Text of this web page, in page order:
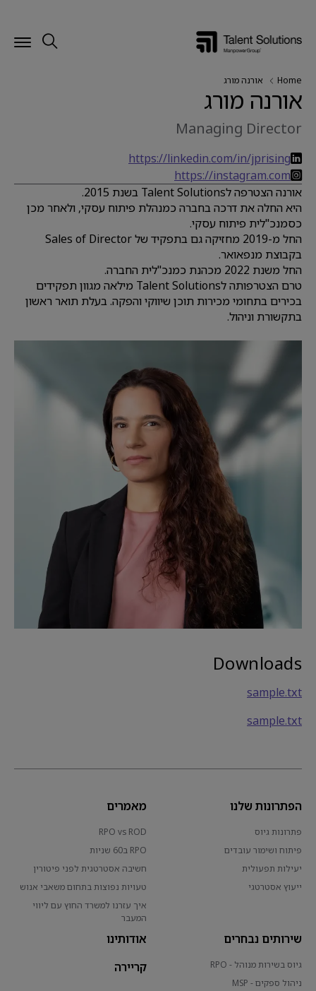
Home אורנה מורג
אורנה מורג
Managing Director
https://linkedin.com/in/jprising
https://instagram.com
אורנה הצטרפה לTalent Solutions בשנת 2015.
היא החלה את דרכה בחברה כמנהלת פיתוח עסקי, ולאחר מכן
כסמנכ"לית פיתוח עסקי.
החל מ-2019 מחזיקה גם בתפקיד של Sales of Director
בקבוצת מנפאואר.
החל משנת 2022 מכהנת כמנכ"לית החברה.
טרם הצטרפותה לTalent Solutions מילאה מגוון תפקידים
בכירים בתחומי מכירות תוכן שיווקי והפקה. בעלת תואר ראשון
בתקשורת וניהול.
Downloads
sample.txt
sample.txt
הפתרונות שלנו
פתרונות גיוס
פיתוח ושימור עובדים
יעילות תפעולית
ייעוץ אסטרטגי
מאמרים
RPO vs ROD
RPO ב60 שניות
חשיבה אסטרטגית לפני פיטורין
טעויות נפוצות בתחום משאבי אנוש
איך עזרנו למשרד החוץ עם ליווי
המעבר
שירותים נבחרים
גיוס בשירות מנוהל - RPO
ניהול ספקים - MSP
אודותינו
קריירה